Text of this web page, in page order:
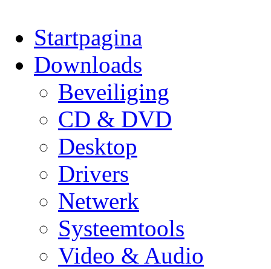
Startpagina
Downloads
Beveiliging
CD & DVD
Desktop
Drivers
Netwerk
Systeemtools
Video & Audio